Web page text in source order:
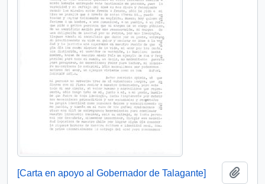
[Carta en apoyo al Gobernador de Talagante]